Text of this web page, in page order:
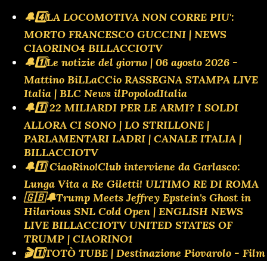
🔔4️⃣LA LOCOMOTIVA NON CORRE PIU':
MORTO FRANCESCO GUCCINI | NEWS
CIAORINO4 BILLACCIOTV
🔔1️⃣Le notizie del giorno | 06 agosto 2026 -
Mattino BiLLaCCio RASSEGNA STAMPA LIVE
Italia | BLC News ilPopolodItalia
🔔1️⃣ 22 MILIARDI PER LE ARMI? I SOLDI
ALLORA CI SONO | LO STRILLONE |
PARLAMENTARI LADRI | CANALE ITALIA |
BILLACCIOTV
🔔1️⃣ CiaoRino!Club interviene da Garlasco:
Lunga Vita a Re Giletti! ULTIMO RE DI ROMA
🇬🇧🔔Trump Meets Jeffrey Epstein's Ghost in
Hilarious SNL Cold Open | ENGLISH NEWS
LIVE BILLACCIOTV UNITED STATES OF
TRUMP | CIAORINO1
🎬1️⃣TOTÒ TUBE | Destinazione Piovarolo - Film